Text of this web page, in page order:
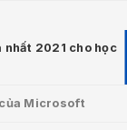
nhất 2021 cho học
Microsoft